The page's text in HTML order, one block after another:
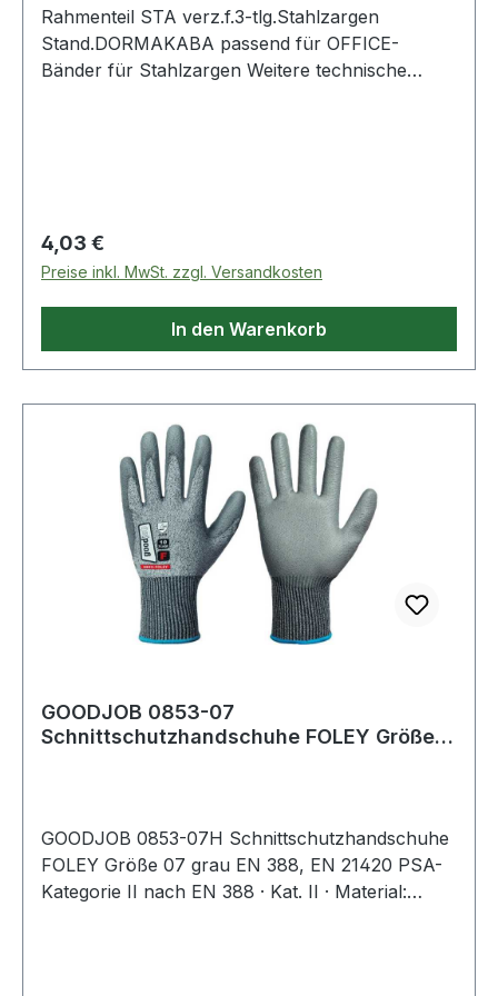
Rahmenteil STA verz.f.3-tlg.Stahlzargen
Stand.DORMAKABA passend für OFFICE-
Bänder für Stahlzargen Weitere technische
Regulärer Preis:
4,03 €
Preise inkl. MwSt. zzgl. Versandkosten
In den Warenkorb
GOODJOB 0853-07
Schnittschutzhandschuhe FOLEY Größe
GOODJOB 0853-07H Schnittschutzhandschuhe
FOLEY Größe 07 grau EN 388, EN 21420 PSA-
Kategorie II nach EN 388 · Kat. II · Material: